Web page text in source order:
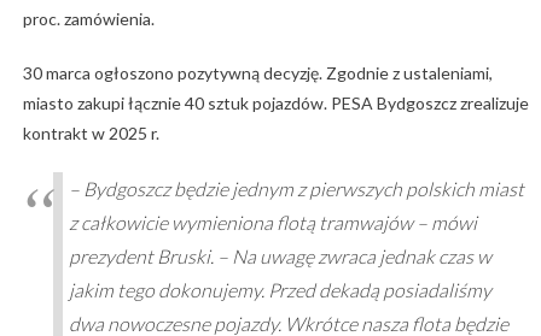
proc. zamówienia.
30 marca ogłoszono pozytywną decyzję. Zgodnie z ustaleniami,
miasto zakupi łącznie 40 sztuk pojazdów. PESA Bydgoszcz zrealizuje
kontrakt w 2025 r.
– Bydgoszcz będzie jednym z pierwszych polskich miast
z całkowicie wymieniona flotą tramwajów – mówi
prezydent Bruski. – Na uwagę zwraca jednak czas w
jakim tego dokonujemy. Przed dekadą posiadaliśmy
dwa nowoczesne pojazdy. Wkrótce nasza flota będzie